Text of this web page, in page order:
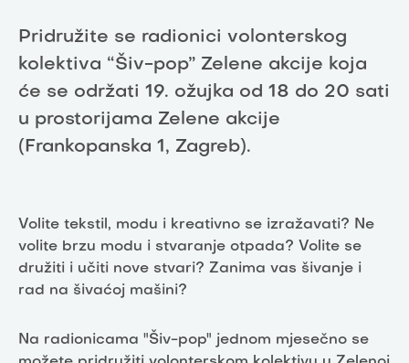
Pridružite se radionici volonterskog
kolektiva “Šiv-pop” Zelene akcije koja
će se održati 19. ožujka od 18 do 20 sati
u prostorijama Zelene akcije
(Frankopanska 1, Zagreb).
Volite tekstil, modu i kreativno se izražavati? Ne
volite brzu modu i stvaranje otpada? Volite se
družiti i učiti nove stvari? Zanima vas šivanje i
rad na šivaćoj mašini?
Na radionicama "Šiv-pop" jednom mjesečno se